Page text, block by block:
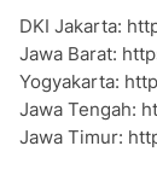
DKI Jakarta:
Jawa Barat:
Yogyakarta:
Jawa Tengah:
Jawa Timur: